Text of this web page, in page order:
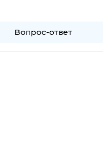
Вопрос-ответ